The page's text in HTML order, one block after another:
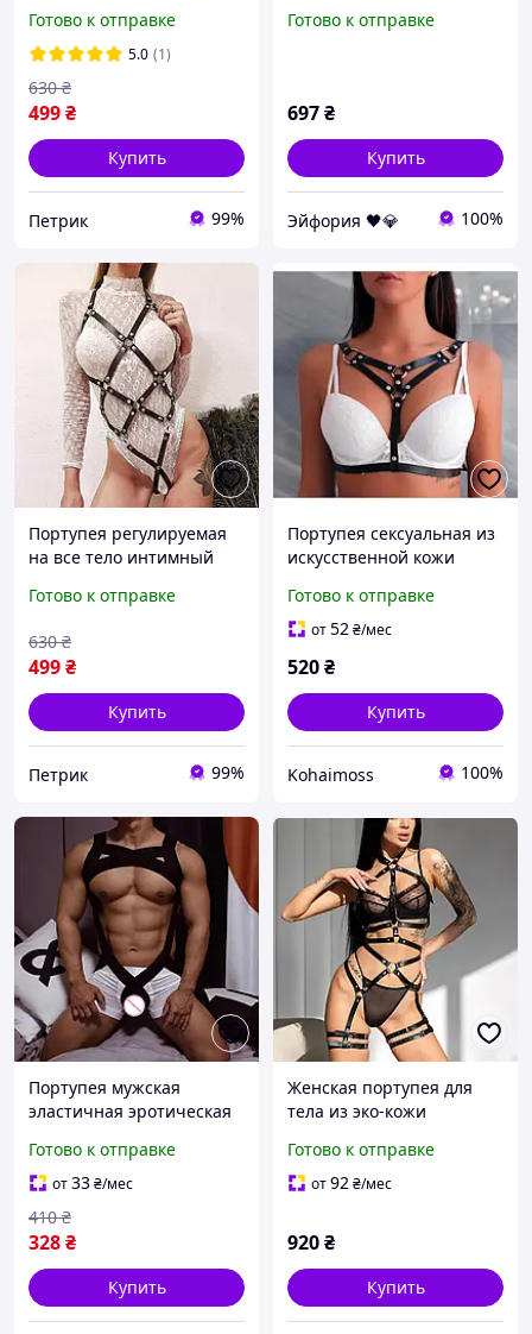
из эко-кожи с
регулировкой размера
черный
Готово к отправке
5.0 (1)
499₴
630 ₴
Купить
Петрик 99%
регулируемыми ремнями
Готово к отправке
697₴
Купить
Эйфория 🖤💎 100%
Портупея регулируемая
на все тело интимный
из эко-кожи черный
Готово к отправке
499₴
630 ₴
Купить
Петрик 99%
Портупея сексуальная из
искусственной кожи
ролевых игр
Готово к отправке
от52₴/мес
520₴
Купить
Kohaimoss 100%
Портупея мужская
эластичная эротическая
аксессуар для ролевых
игр секс игрушки для
мужчин
Готово к отправке
от33₴/мес
328₴
410 ₴
Купить
Женская портупея для
тела из эко-кожи
Готово к отправке
от92₴/мес
920₴
Купить